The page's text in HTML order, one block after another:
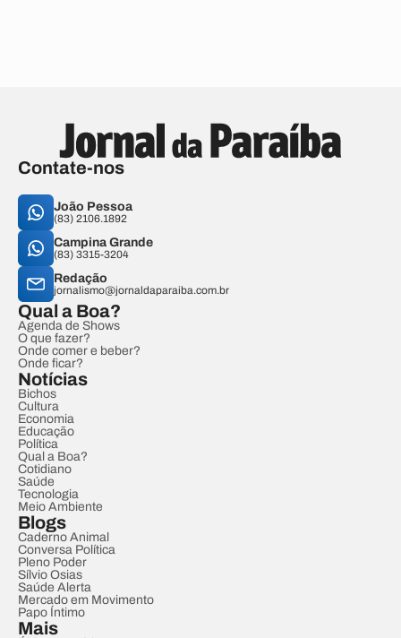
Contate-nos
João Pessoa
(83) 2106.1892
Campina Grande
(83) 3315-3204
Redação
jornalismo@jornaldaparaiba.com.br
Qual a Boa?
Agenda de Shows
O que fazer?
Onde comer e beber?
Onde ficar?
Notícias
Bichos
Cultura
Economia
Educação
Política
Qual a Boa?
Cotidiano
Saúde
Tecnologia
Meio Ambiente
Blogs
Caderno Animal
Conversa Política
Pleno Poder
Sílvio Osias
Saúde Alerta
Mercado em Movimento
Papo Íntimo
Mais